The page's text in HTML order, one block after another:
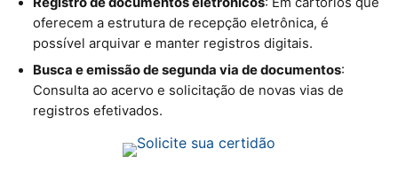
oferecem a estrutura de recepção eletrônica, é
possível arquivar e manter registros digitais.
Busca e emissão de segunda via de documentos:
Consulta ao acervo e solicitação de novas vias de
registros efetivados.